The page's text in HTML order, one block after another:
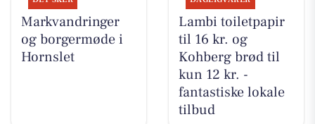
Markvandringer
og borgermøde i
Hornslet
Lambi toiletpapir
til 16 kr. og
Kohberg brød til
kun 12 kr. -
fantastiske lokale
tilbud